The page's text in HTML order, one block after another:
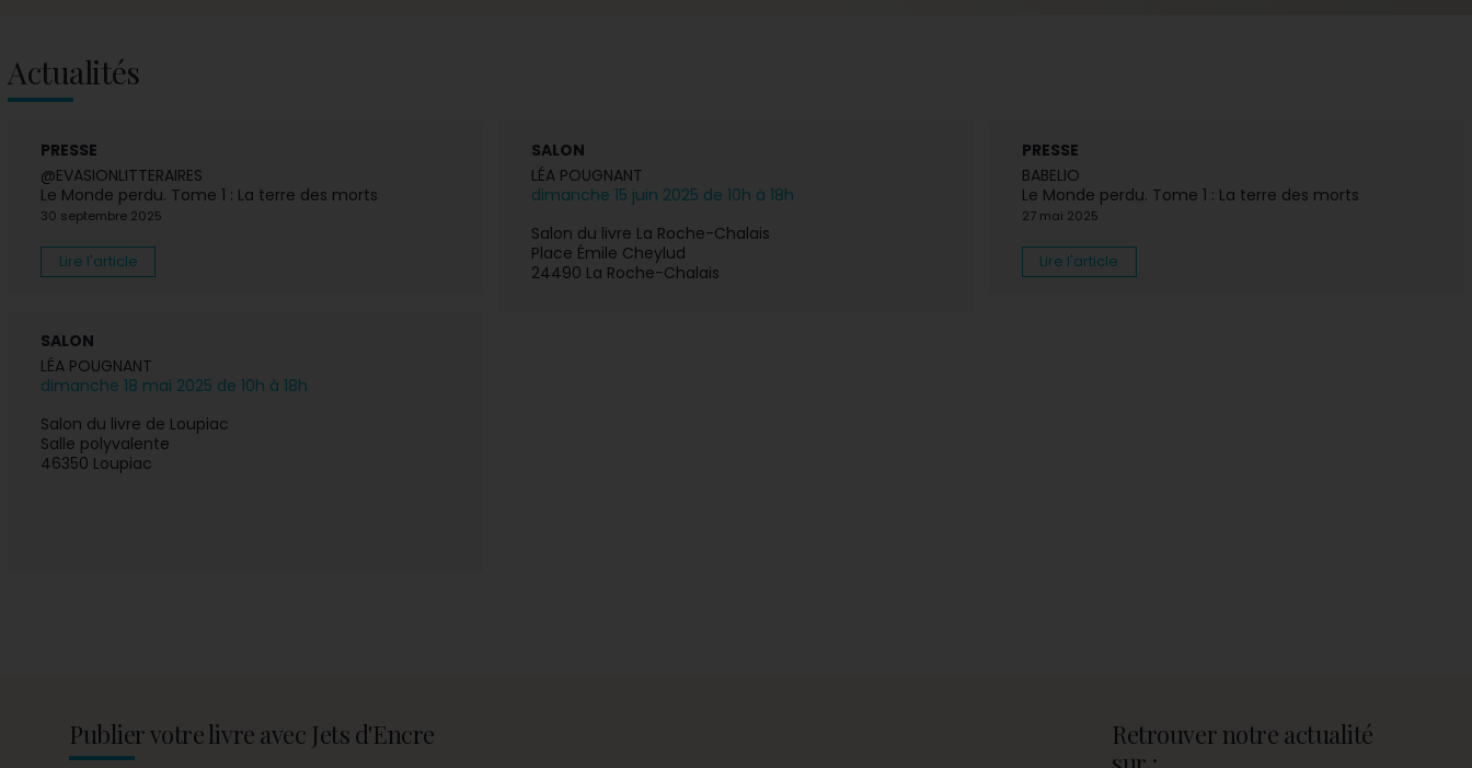
Actualités
PRESSE
@EVASIONLITTERAIRES
Le Monde perdu. Tome 1 : La terre des morts
30 septembre 2025
Lire l'article
SALON
LÉA POUGNANT
dimanche 15 juin 2025 de 10h à 18h
Salon du livre La Roche-Chalais
Place Émile Cheylud
24490 La Roche-Chalais
PRESSE
BABELIO
Le Monde perdu. Tome 1 : La terre des morts
27 mai 2025
Lire l'article
SALON
LÉA POUGNANT
dimanche 18 mai 2025 de 10h à 18h
Salon du livre de Loupiac
Salle polyvalente
46350 Loupiac
Publier votre livre avec Jets d'Encre
Retrouver notre actualité